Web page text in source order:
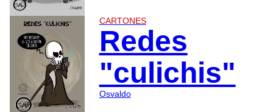
CARTONES
Redes
"culichis"
Osvaldo